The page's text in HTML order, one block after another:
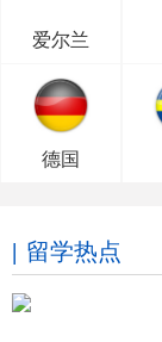
爱尔兰
德国
留学热点